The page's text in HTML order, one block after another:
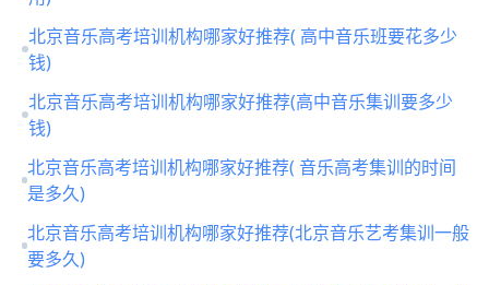
北京音乐高考培训机构哪家好推荐( 高中音乐班要花多少
钱)
北京音乐高考培训机构哪家好推荐(高中音乐集训要多少
钱)
北京音乐高考培训机构哪家好推荐( 音乐高考集训的时间
是多久)
北京音乐高考培训机构哪家好推荐(北京音乐艺考集训一般
要多久)